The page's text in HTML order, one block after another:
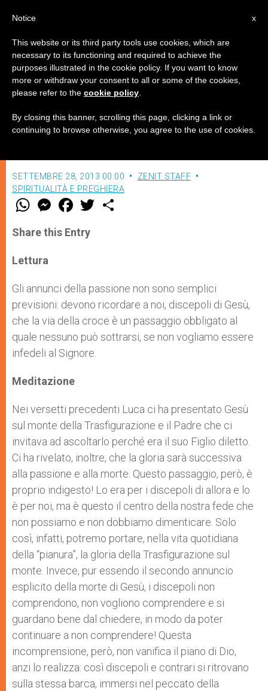
Con fedeltà, dietro la Croce
Meditazione quotidiana sulla Parola di
SETTEMBRE 28, 2013 00:00
ZENIT STAFF
SPIRITUALITÀ E PREGHIERA
W
t
s
p
p
M
e
s
e
F
a
e
b
w
Share this Entry
Lettura
Gli annunci della passione non sono semplici
previsioni: devono ricordare a noi, discepoli di Gesù,
che la via della croce è un passaggio obbligato al
quale nessuno può sottrarsi, se non vogliamo essere
infedeli al Signore.
Meditazione
Nei versetti precedenti Luca ci ha presentato Gesù
sul monte della Trasfigurazione e il Padre che ci
invitava ad ascoltarlo perché era il suo Figlio diletto.
Ci ha rivelato, inoltre, che la gloria sarà successiva
alla passione e alla morte. Questo passaggio, però, è
proprio indigesto! Lo era per i discepoli di allora e lo
è per noi, ma è questo il centro della nostra fede che
non possiamo e non dobbiamo dimenticare. Solo
così, infatti, potremo portare, nella vita quotidiana
della “pianura”, la gloria della Trasfigurazione sul
monte. Invece, pur essendo il secondo annuncio
esplicito della morte di Gesù, i discepoli non
comprendono, non vogliono comprendere e si
guardano bene dal chiedere, in modo da poter
continuare a non comprendere! Questa
incomprensione, però, non vanifica il piano di Dio,
anzi lo realizza: così discepoli e contrari si ritrovano
sulla stessa barca, immersi nel peccato della
x
Notice
This website or its third party tools use cookies, which are
necessary to its functioning and required to achieve the
purposes illustrated in the cookie policy. If you want to know
more or withdraw your consent to all or some of the cookies,
please refer to the cookie policy
By closing this banner, scrolling this page, clicking a link or
continuing to browse otherwise, you agree to the use of cookies.